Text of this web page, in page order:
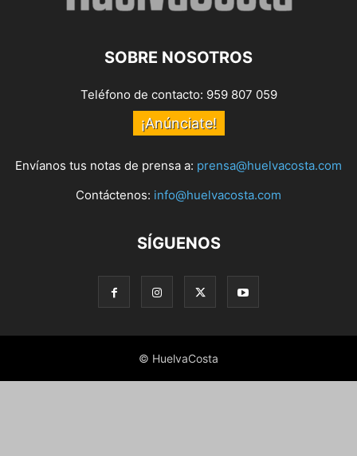
SOBRE NOSOTROS
Teléfono de contacto: 959 807 059
¡Anúnciate!
Envíanos tus notas de prensa a: prensa@huelvacosta.com
Contáctenos: info@huelvacosta.com
SÍGUENOS
© HuelvaCosta